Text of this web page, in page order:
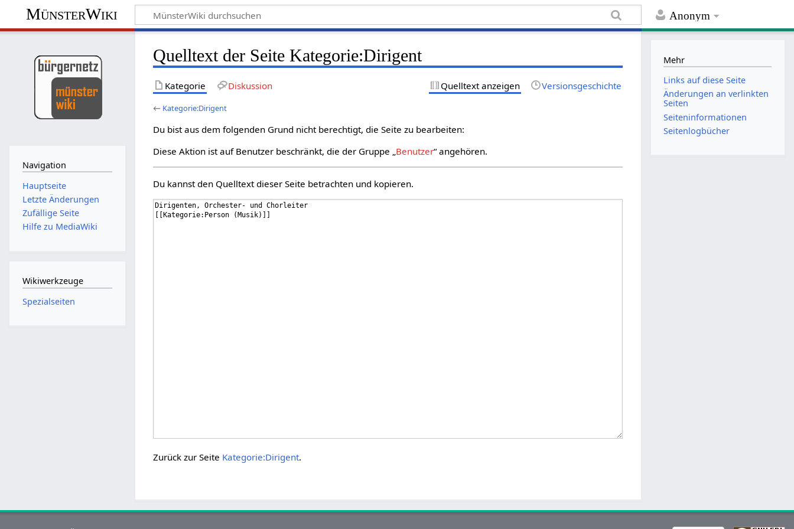
Anonym
MünsterWiki
Quelltext der Seite Kategorie:Dirigent
Kategorie Diskussion Quelltext anzeigen Versionsgeschichte
← Kategorie:Dirigent
Du bist aus dem folgenden Grund nicht berechtigt, die Seite zu bearbeiten:
Diese Aktion ist auf Benutzer beschränkt, die der Gruppe „Benutzer“ angehören.
Du kannst den Quelltext dieser Seite betrachten und kopieren.
Zurück zur Seite Kategorie:Dirigent.
Navigation
Hauptseite
Letzte Änderungen
Zufällige Seite
Hilfe zu MediaWiki
Wikiwerkzeuge
Spezialseiten
Mehr
Links auf diese Seite
Änderungen an verlinkten
Seiten
Seiten­informationen
Seitenlogbücher